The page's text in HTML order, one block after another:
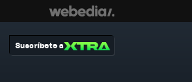
Suscríbete a